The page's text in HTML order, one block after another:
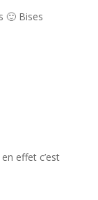
🙂 Bises
effet c’est